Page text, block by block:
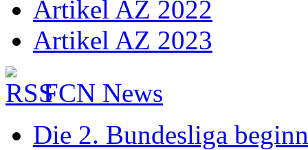
Artikel AZ 2022
Artikel AZ 2023
FCN News
Die 2. Bundesliga